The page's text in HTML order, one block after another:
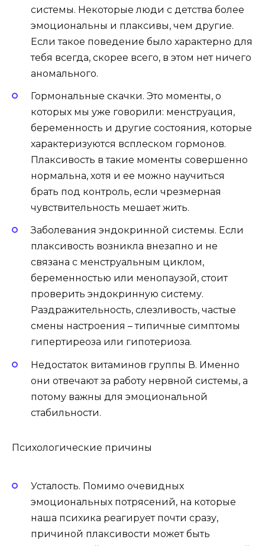
системы. Некоторые люди с детства более
эмоциональны и плаксивы, чем другие.
Если такое поведение было характерно для
тебя всегда, скорее всего, в этом нет ничего
аномального.
Гормональные скачки. Это моменты, о
которых мы уже говорили: менструация,
беременность и другие состояния, которые
характеризуются всплеском гормонов.
Плаксивость в такие моменты совершенно
нормальна, хотя и ее можно научиться
брать под контроль, если чрезмерная
чувствительность мешает жить.
Заболевания эндокринной системы. Если
плаксивость возникла внезапно и не
связана с менструальным циклом,
беременностью или менопаузой, стоит
проверить эндокринную систему.
Раздражительность, слезливость, частые
смены настроения – типичные симптомы
гипертиреоза или гипотериоза.
Недостаток витаминов группы В. Именно
они отвечают за работу нервной системы, а
потому важны для эмоциональной
стабильности.
Психологические причины
Усталость. Помимо очевидных
эмоциональных потрясений, на которые
наша психика реагирует почти сразу,
причиной плаксивости может быть